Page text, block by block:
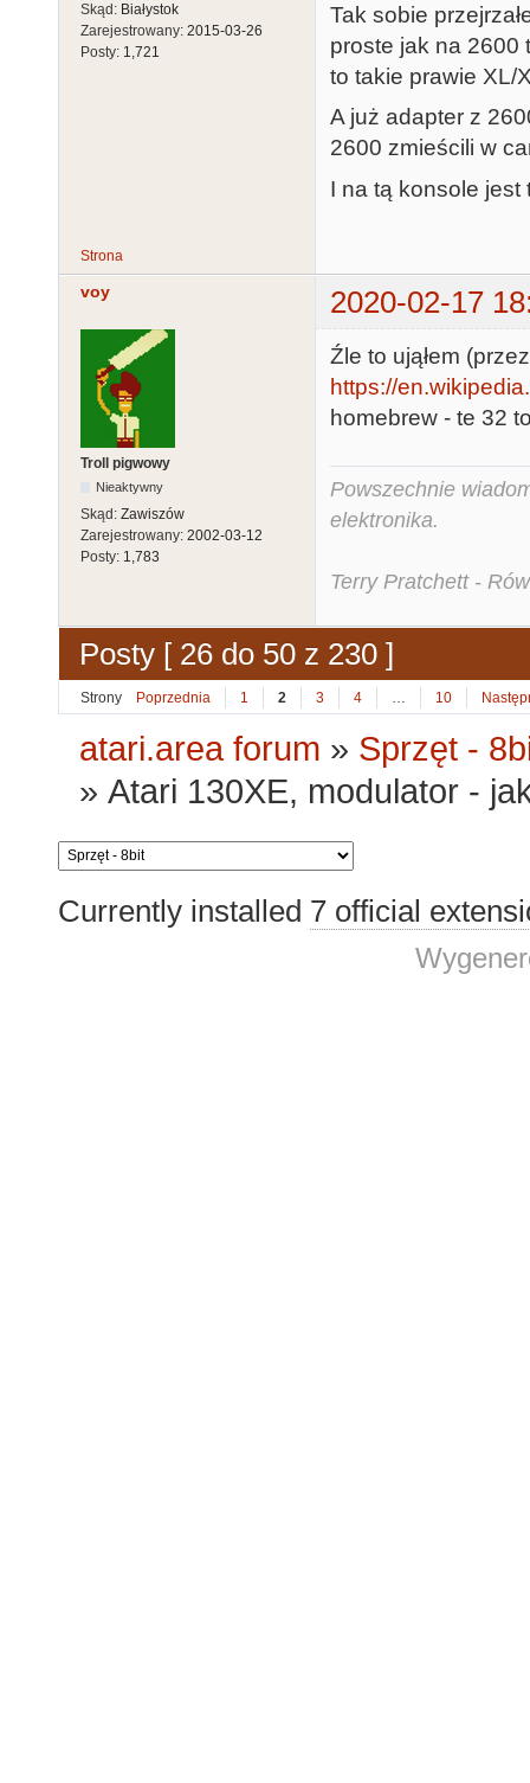
Skąd: Białystok
Zarejestrowany: 2015-03-26
Posty: 1,721
Tak sobie
proste jak na 2600
to takie prawie XL/
A już adapter z
2600 zmieścili w
I na tą konsole
Strona
voy 2020-02-17
Troll pigwowy
Nieaktywny
Skąd: Zawiszów
Zarejestrowany: 2002-03-12
Posty: 1,783
Źle to ująłem
https://
homebrew - te 32
Powszechnie
elektronika.
Terry Pratchett -
Posty [ 26 do 50 z 230 ]
Strony Poprzednia 1 2 3 4 10
atari.area forum » Sprzęt -
»Atari 130XE, modulator -
Currently installed 7 official